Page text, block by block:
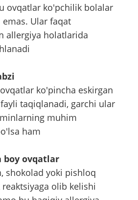
ovqatlar ko'pchilik bolalar
Ular faqat
allergiya holatlarida
ko'pincha eskirgan
taqiqlanadi, garchi ular
muhim
ham
boy ovqatlar
shokolad yoki pishloq
olib kelishi